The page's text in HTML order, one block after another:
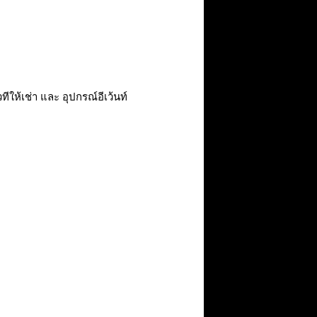
ทีให้เช่า และ อุปกรณ์อีเว้นท์